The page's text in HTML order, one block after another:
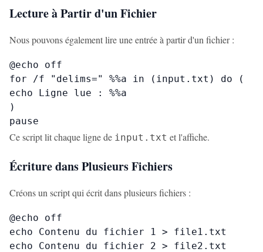
Lecture à Partir d'un Fichier
Nous pouvons également lire une entrée à partir d'un fichier :
@echo off
for /f "delims=" %%a in (input.txt) do (
echo Ligne lue : %%a
)
pause
Ce script lit chaque ligne de input.txt et l'affiche.
Écriture dans Plusieurs Fichiers
Créons un script qui écrit dans plusieurs fichiers :
@echo off
echo Contenu du fichier 1 > file1.txt
echo Contenu du fichier 2 > file2.txt